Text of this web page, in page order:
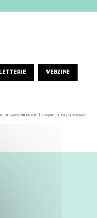
WEBZINE
de manipulation. Ludique et passionnant..